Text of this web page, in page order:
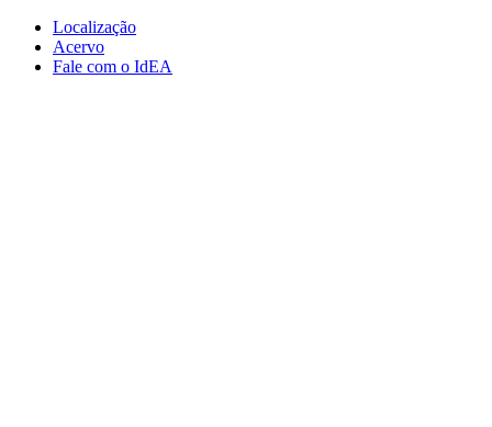
Conteúdo principal
Localização
Acervo
Fale com o IdEA